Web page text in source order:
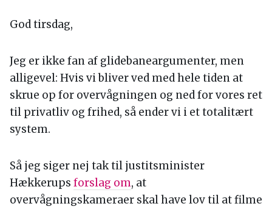
God tirsdag,
Jeg er ikke fan af glidebaneargumenter, men
alligevel: Hvis vi bliver ved med hele tiden at
skrue op for overvågningen og ned for vores ret
til privatliv og frihed, så ender vi i et totalitært
system.
Så jeg siger nej tak til justitsminister
Hækkerups forslag om, at
overvågningskameraer skal have lov til at filme